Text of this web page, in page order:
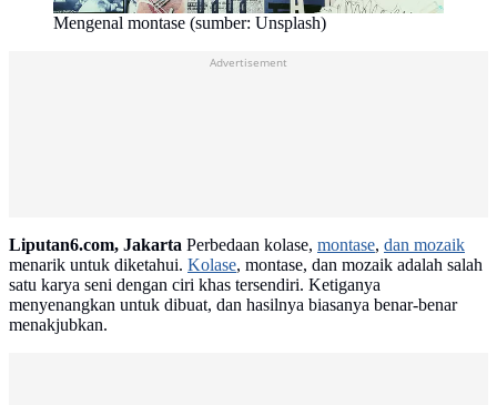
Mengenal montase (sumber: Unsplash)
Advertisement
Liputan6.com, Jakarta Perbedaan kolase, montase, dan mozaik
menarik untuk diketahui. Kolase, montase, dan mozaik adalah salah
satu karya seni dengan ciri khas tersendiri. Ketiganya
menyenangkan untuk dibuat, dan hasilnya biasanya benar-benar
menakjubkan.